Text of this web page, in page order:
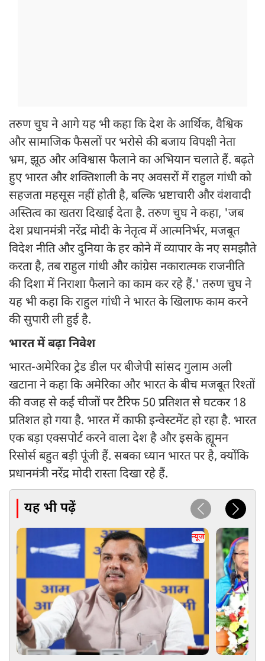
तरुण चुघ ने आगे यह भी कहा कि देश के आर्थिक, वैश्विक
और सामाजिक फैसलों पर भरोसे की बजाय विपक्षी नेता
भ्रम, झूठ और अविश्वास फैलाने का अभियान चलाते हैं. बढ़ते
हुए भारत और शक्तिशाली के नए अवसरों में राहुल गांधी को
सहजता महसूस नहीं होती है, बल्कि भ्रष्टाचारी और वंशवादी
अस्तित्व का खतरा दिखाई देता है. तरुण चुघ ने कहा, 'जब
देश प्रधानमंत्री नरेंद्र मोदी के नेतृत्व में आत्मनिर्भर, मजबूत
विदेश नीति और दुनिया के हर कोने में व्यापार के नए समझौते
करता है, तब राहुल गांधी और कांग्रेस नकारात्मक राजनीति
की दिशा में निराशा फैलाने का काम कर रहे हैं.' तरुण चुघ ने
यह भी कहा कि राहुल गांधी ने भारत के खिलाफ काम करने
की सुपारी ली हुई है.
भारत में बढ़ा निवेश
भारत-अमेरिका ट्रेड डील पर बीजेपी सांसद गुलाम अली
खटाना ने कहा कि अमेरिका और भारत के बीच मजबूत रिश्तों
की वजह से कई चीजों पर टैरिफ 50 प्रतिशत से घटकर 18
प्रतिशत हो गया है. भारत में काफी इन्वेस्टमेंट हो रहा है. भारत
एक बड़ा एक्सपोर्ट करने वाला देश है और इसके ह्यूमन
रिसोर्स बहुत बड़ी पूंजी हैं. सबका ध्यान भारत पर है, क्योंकि
प्रधानमंत्री नरेंद्र मोदी रास्ता दिखा रहे हैं.
यह भी पढ़ें
न्यूज